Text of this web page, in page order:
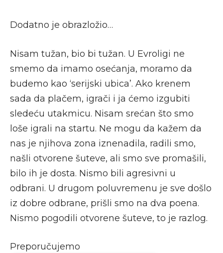
Dodatno je obrazložio…
Nisam tužan, bio bi tužan. U Evroligi ne
smemo da imamo osećanja, moramo da
budemo kao ‘serijski ubica’. Ako krenem
sada da plačem, igrači i ja ćemo izgubiti
sledeću utakmicu. Nisam srećan što smo
loše igrali na startu. Ne mogu da kažem da
nas je njihova zona iznenadila, radili smo,
našli otvorene šuteve, ali smo sve promašili,
bilo ih je dosta. Nismo bili agresivni u
odbrani. U drugom poluvremenu je sve došlo
iz dobre odbrane, prišli smo na dva poena.
Nismo pogodili otvorene šuteve, to je razlog.
Preporučujemo